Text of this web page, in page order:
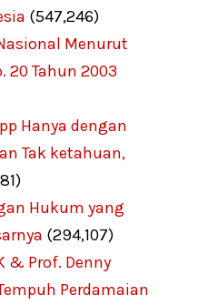
(547,246)
Menurut
20 Tahun 2003
Hanya dengan
Tak ketahuan,
Hukum yang
(294,107)
& Prof. Denny
Perdamaian